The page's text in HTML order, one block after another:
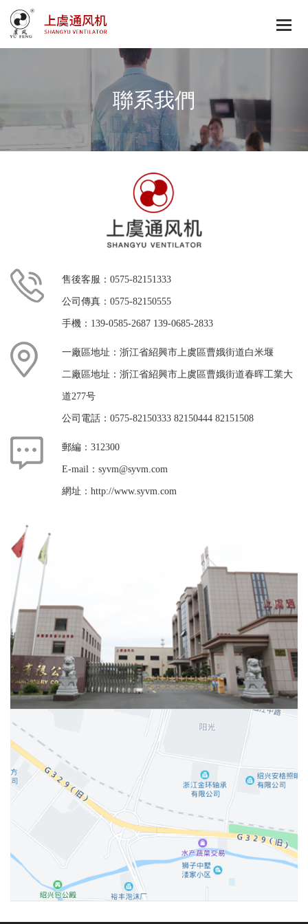
聯系我們
售後客服：0575-82151333
公司傳真：0575-82150555
手機：139-0585-2687 139-0685-2833
一廠區地址：浙江省紹興市上虞區曹娥街道白米堰
二廠區地址：浙江省紹興市上虞區曹娥街道春晖工業大
道277号
公司電話：0575-82150333 82150444 82151508
郵編：312300
E-mail：syvm@syvm.com
網址：http://www.syvm.com